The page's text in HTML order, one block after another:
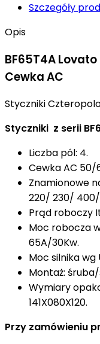
Szczegóły
Opis
BF65T4A
Cewka AC
Styczniki
Styczniki z serii
Liczba pól: 4.
Cewka AC 50/
Znamionowe
220/ 230/
Prąd roboczy
Moc robocza
65A/30Kw.
Moc silnika wg
Montaż:
Wymiary
141X080X120.
Przy zamówieniu